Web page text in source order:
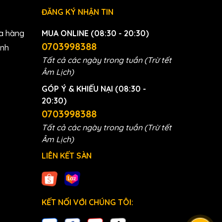
hàng
ĐĂNG KÝ NHẬN TIN
MUA ONLINE (08:30 - 20:30)
0703998388
Tất cả các ngày trong tuần (Trừ tết
Âm Lịch)
GÓP Ý & KHIẾU NẠI (08:30 -
20:30)
0703998388
Tất cả các ngày trong tuần (Trừ tết
Âm Lịch)
LIÊN KẾT SÀN
KẾT NỐI VỚI CHÚNG TÔI: